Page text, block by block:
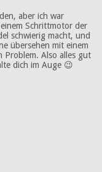
aber ich war
Schrittmotor der
schwierig macht, und
übersehen mit einem
Problem. Also alles gut
dich im Auge 😉